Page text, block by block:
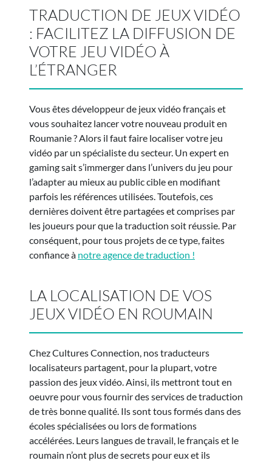
TRADUCTION DE JEUX VIDÉO
: FACILITEZ LA DIFFUSION DE
VOTRE JEU VIDÉO À
L’ÉTRANGER
Vous êtes développeur de jeux vidéo français et
vous souhaitez lancer votre nouveau produit en
Roumanie ? Alors il faut faire localiser votre jeu
vidéo par un spécialiste du secteur. Un expert en
gaming sait s’immerger dans l’univers du jeu pour
l’adapter au mieux au public cible en modifiant
parfois les références utilisées. Toutefois, ces
dernières doivent être partagées et comprises par
les joueurs pour que la traduction soit réussie. Par
conséquent, pour tous projets de ce type, faites
confiance à notre agence de traduction !
LA LOCALISATION DE VOS
JEUX VIDÉO EN ROUMAIN
Chez Cultures Connection, nos traducteurs
localisateurs partagent, pour la plupart, votre
passion des jeux vidéo. Ainsi, ils mettront tout en
oeuvre pour vous fournir des services de traduction
de très bonne qualité. Ils sont tous formés dans des
écoles spécialisées ou lors de formations
accélérées. Leurs langues de travail, le français et le
roumain n’ont plus de secrets pour eux et ils